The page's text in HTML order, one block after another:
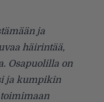
ja
häirintää,
Osapuolilla on
ja kumpikin